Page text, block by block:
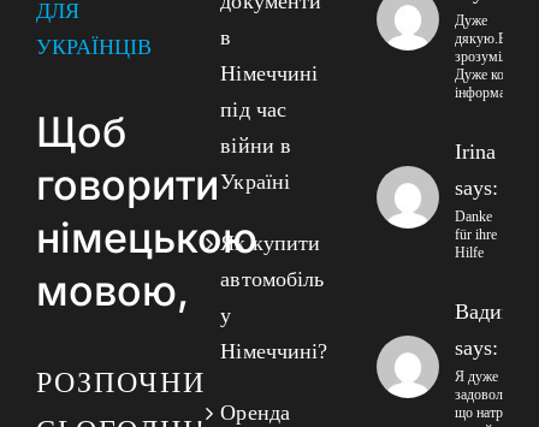
ДЛЯ
УКРАЇНЦІВ
Щоб
говорити
німецькою
мовою,
РОЗПОЧНИ
в
Німеччині
під час
війни в
Україні
Як купити
автомобіль
у
Німеччині?
Оренда
Дуже
дякую.Все
зрозуміло!!
Дуже корисна
інформація!
Irina
says:
Danke
für ihre
Hilfe
Вадим
says:
Я дуже
задоволений
що натрапив